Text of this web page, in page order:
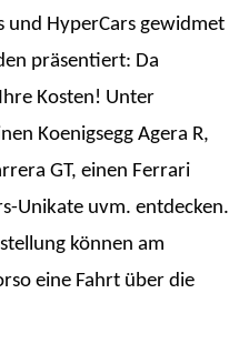
und HyperCars gewidmet
präsentiert: Da
Kosten! Unter
Koenigsegg Agera R,
GT, einen Ferrari
Unikate uvm. entdecken.
können am
eine Fahrt über die